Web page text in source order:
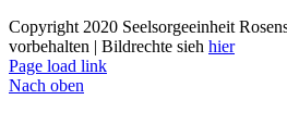
Copyright 2020 Seelsorgeeinheit
vorbehalten | Bildrechte sieh hier
Page load link
Nach oben